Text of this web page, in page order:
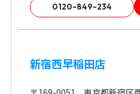
0120-849-234
新宿西早稲田店